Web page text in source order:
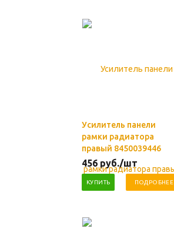
Усилитель панели
рамки радиатора
правый 8450039446
456 руб./шт
КУПИТЬ ПОДРОБНЕЕ